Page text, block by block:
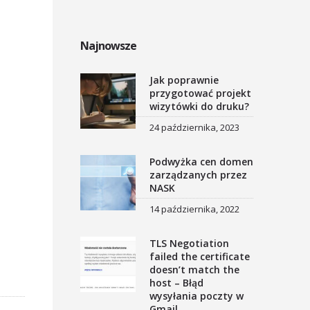
Najnowsze
Jak poprawnie
przygotować projekt
wizytówki do druku?
24 października, 2023
Podwyżka cen domen
zarządzanych przez
NASK
14 października, 2022
TLS Negotiation
failed the certificate
doesn’t match the
host – Błąd
wysyłania poczty w